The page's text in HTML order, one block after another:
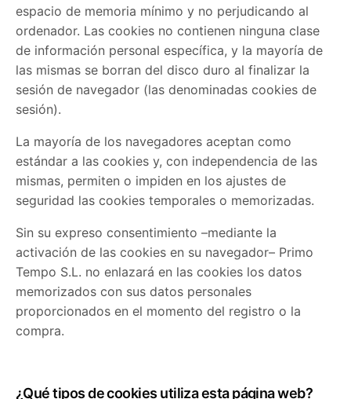
espacio de memoria mínimo y no perjudicando al
ordenador. Las cookies no contienen ninguna clase
de información personal específica, y la mayoría de
las mismas se borran del disco duro al finalizar la
sesión de navegador (las denominadas cookies de
sesión).
La mayoría de los navegadores aceptan como
estándar a las cookies y, con independencia de las
mismas, permiten o impiden en los ajustes de
seguridad las cookies temporales o memorizadas.
Sin su expreso consentimiento –mediante la
activación de las cookies en su navegador– Primo
Tempo S.L. no enlazará en las cookies los datos
memorizados con sus datos personales
proporcionados en el momento del registro o la
compra.
¿Qué tipos de cookies utiliza esta página web?